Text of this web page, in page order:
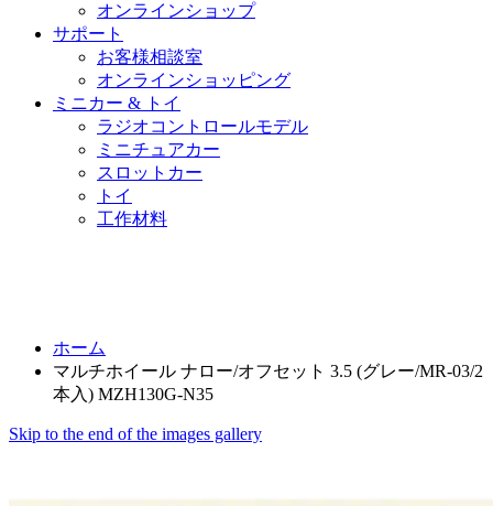
オンラインショップ
サポート
お客様相談室
オンラインショッピング
ミニカー & トイ
ラジオコントロールモデル
ミニチュアカー
スロットカー
トイ
工作材料
ホーム
マルチホイール ナロー/オフセット 3.5 (グレー/MR-03/2
本入) MZH130G-N35
Skip to the end of the images gallery